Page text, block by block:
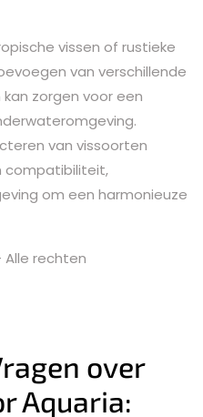
vissen of rustieke
van verschillende
zorgen voor een
van vissoorten
compatibiliteit,
om een harmonieuze
Alle rechten
over
Aquaria: